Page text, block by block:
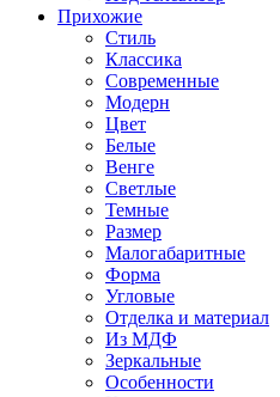
Прихожие
Стиль
Классика
Современные
Модерн
Цвет
Белые
Венге
Светлые
Темные
Размер
Малогабаритные
Форма
Угловые
Отделка и материал
Из МДФ
Зеркальные
Особенности